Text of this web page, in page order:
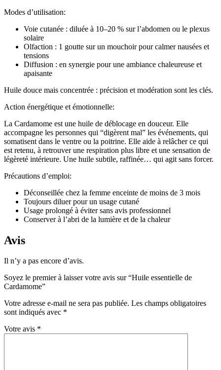
Modes d’utilisation:
Voie cutanée : diluée à 10–20 % sur l’abdomen ou le plexus
solaire
Olfaction : 1 goutte sur un mouchoir pour calmer nausées et
tensions
Diffusion : en synergie pour une ambiance chaleureuse et
apaisante
Huile douce mais concentrée : précision et modération sont les clés.
Action énergétique et émotionnelle:
La Cardamome est une huile de déblocage en douceur. Elle
accompagne les personnes qui “digèrent mal” les événements, qui
somatisent dans le ventre ou la poitrine. Elle aide à relâcher ce qui
est retenu, à retrouver une respiration plus libre et une sensation de
légèreté intérieure. Une huile subtile, raffinée… qui agit sans forcer.
Précautions d’emploi:
Déconseillée chez la femme enceinte de moins de 3 mois
Toujours diluer pour un usage cutané
Usage prolongé à éviter sans avis professionnel
Conserver à l’abri de la lumière et de la chaleur
Avis
Il n’y a pas encore d’avis.
Soyez le premier à laisser votre avis sur “Huile essentielle de
Cardamome”
Votre adresse e-mail ne sera pas publiée. Les champs obligatoires
sont indiqués avec *
Votre avis *